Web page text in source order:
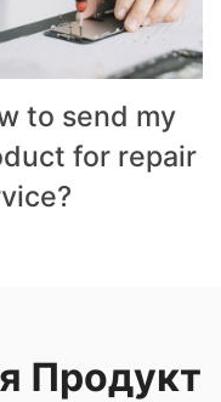
to send my
for repair
Продукт